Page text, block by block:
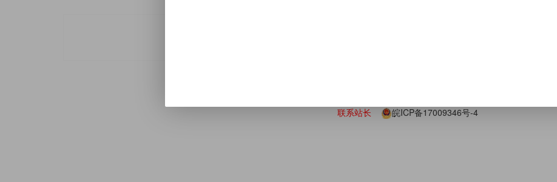
本站内容均为用户发表,并不代表本站立场!内容的真实性、准确性和合法性请仔细考量，与本
联系站长
皖ICP备17009346号-4